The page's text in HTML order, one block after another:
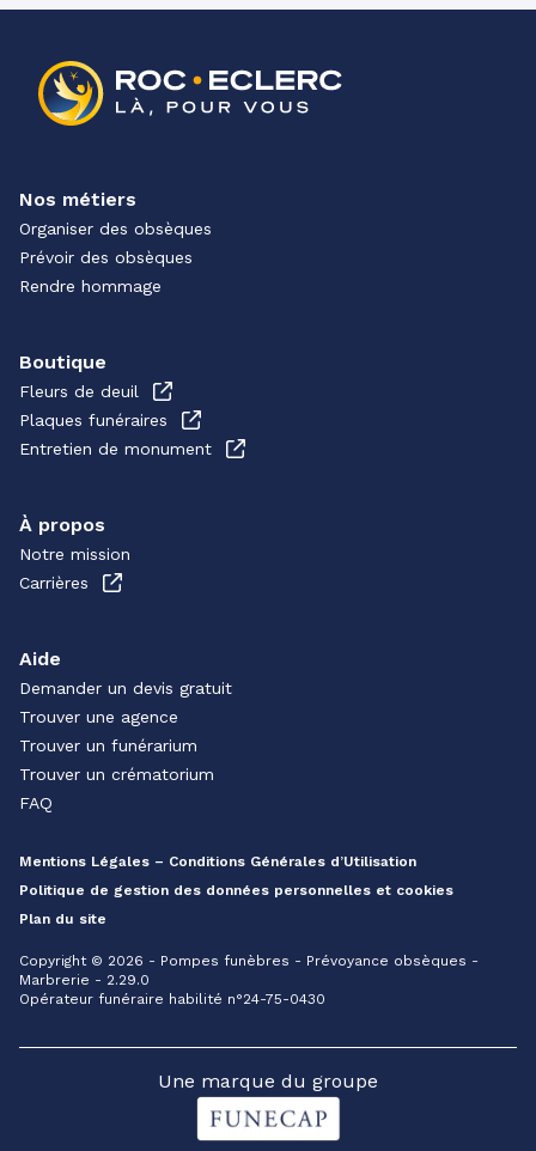
Nos métiers
Organiser des obsèques
Prévoir des obsèques
Rendre hommage
Boutique
Fleurs de deuil
Plaques funéraires
Entretien de monument
À propos
Notre mission
Carrières
Aide
Demander un devis gratuit
Trouver une agence
Trouver un funérarium
Trouver un crématorium
FAQ
Mentions Légales – Conditions Générales d’Utilisation
Politique de gestion des données personnelles et cookies
Plan du site
Copyright © 2026 - Pompes funèbres - Prévoyance obsèques -
Marbrerie - 2.29.0
Opérateur funéraire habilité n°24-75-0430
Une marque du groupe